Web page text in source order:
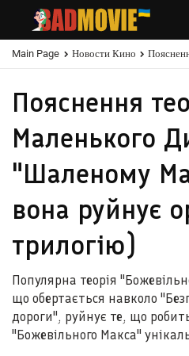
Main Page Новости Кино Пояснення Теорії
Пояснення
Маленького
"Шаленому
вона руйнує
трилогію)
Популярна теорія
що обертається навколо
дороги", руйнує те, що
"Божевільного Макса"